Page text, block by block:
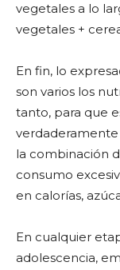
vegetales a lo
vegetales +
En fin, lo
son varios los
tanto, para que
verdaderamente
la combinación
consumo
en calorías,
En cualquier
adolescencia,